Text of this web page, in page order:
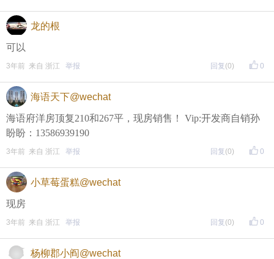
晚8点红包规则看这里
• 福利时间
每晚20:00准时开始！
红包帖分享此帖至朋友圈或好友，有机会获得更多红
包。
龙的根
可以
0
3年前 来自 浙江 举报 回复 (0)
海语天下@wechat
海语府洋房顶复210和267平，现房销售！ Vip:开发商自销孙
盼盼：13586939190
0
3年前 来自 浙江 举报 回复 (0)
小草莓蛋糕@wechat
现房
0
3年前 来自 浙江 举报 回复 (0)
杨柳郡小阎@wechat